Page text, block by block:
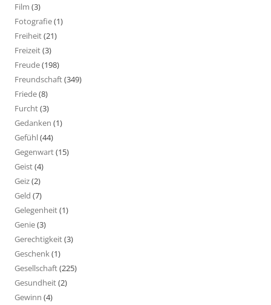
Film (3)
Fotografie(1)
Freiheit(21)
Freizeit(3)
Freude(198)
Freundschaft(349)
Friede(8)
Furcht(3)
Gedanken (1)
Gefühl(44)
Gegenwart(15)
Geist(4)
Geiz(2)
Geld (7)
Gelegenheit(1)
Genie(3)
Gerechtigkeit(3)
Geschenk(1)
Gesellschaft(225)
Gesundheit(2)
Gewinn (4)